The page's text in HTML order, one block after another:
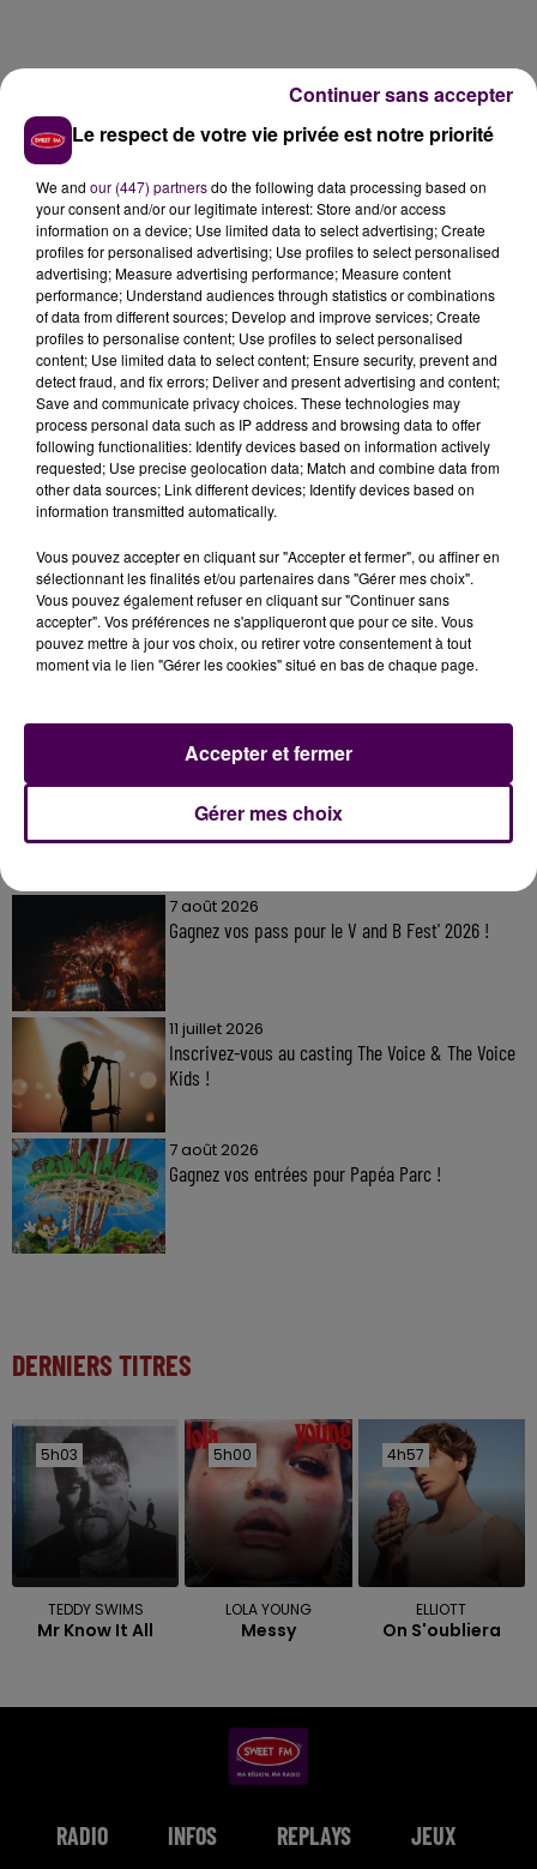
À LA UNE
7 août 2026
Gagnez vos pass pour le V and B Fest' 2026 !
11 juillet 2026
Inscrivez-vous au casting The Voice & The Voice
Kids !
7 août 2026
Gagnez vos entrées pour Papéa Parc !
DERNIERS TITRES
5h03
5h03
TEDDY SWIMS
Mr Know It All
5h00
5h00
LOLA YOUNG
Messy
4h57
4h57
ELLIOTT
On S'oubliera
RADIO INFOS REPLAYS JEUX
Le respect de votre vie privée est notre priorité
We and our (447) partnersdo the following data processing based on
your consent and/or our legitimate interest: Store and/or access
information on a device; Use limited data to select advertising; Create
profiles for personalised advertising; Use profiles to select personalised
advertising; Measure advertising performance; Measure content
performance; Understand audiences through statistics or combinations
of data from different sources; Develop and improve services; Create
profiles to personalise content; Use profiles to select personalised
content; Use limited data to select content; Ensure security, prevent and
detect fraud, and fix errors; Deliver and present advertising and content;
Save and communicate privacy choices. These technologies may
process personal data such as IP address and browsing data to offer
following functionalities: Identify devices based on information actively
requested; Use precise geolocation data; Match and combine data from
other data sources; Link different devices; Identify devices based on
information transmitted automatically.
Vous pouvez accepter en cliquant sur "Accepter et fermer", ou affiner en
sélectionnant les finalités et/ou partenaires dans "Gérer mes choix".
Vous pouvez également refuser en cliquant sur "Continuer sans
accepter". Vos préférences ne s'appliqueront que pour ce site. Vous
pouvez mettre à jour vos choix, ou retirer votre consentement à tout
moment via le lien "Gérer les cookies" situé en bas de chaque page.
Gérer mes choix
Accepter et fermer
Continuer sans accepter